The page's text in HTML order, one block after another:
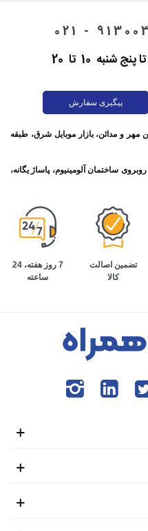
91300351
10 تا 20
پیگیری سفارش
مهر و مدائن، بازار موبایل شرق، طبقه
ساختمان آلومینیوم، پاساژ یگانه،
تضمین اصالت
کالا
7 روز هفته، 24
ساعته